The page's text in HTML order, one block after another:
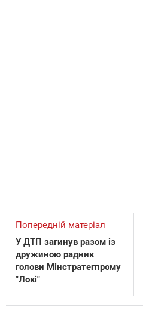
Попередній матеріал
У ДТП загинув разом із
дружиною радник
голови Мінстратегпрому
"Локі"